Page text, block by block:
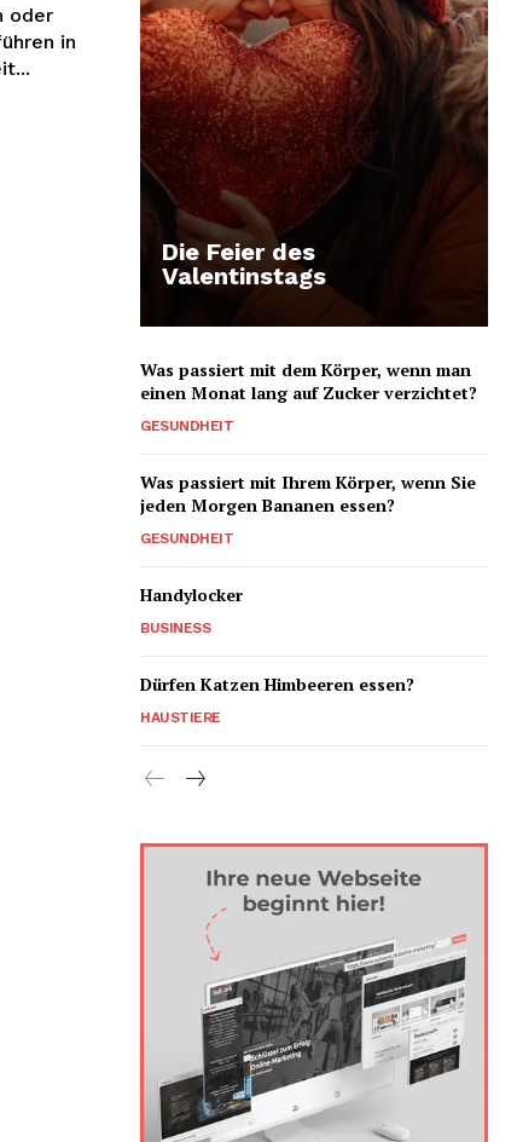
oder
in
Die Feier des
Valentinstags
Was passiert mit dem Körper, wenn man
einen Monat lang auf Zucker verzichtet?
GESUNDHEIT
Was passiert mit Ihrem Körper, wenn Sie
jeden Morgen Bananen essen?
GESUNDHEIT
Handylocker
BUSINESS
Dürfen Katzen Himbeeren essen?
HAUSTIERE